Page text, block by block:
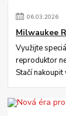
06.03.2026
Milwaukee
Využijte
reproduktor
Stačí